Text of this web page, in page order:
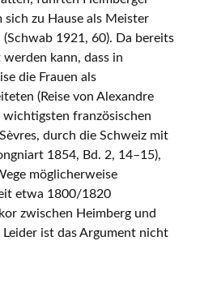
zu Hause als Meister
(Schwab 1921, 60). Da bereits
kann, dass in
die Frauen als
(Reise von Alexandre
französischen
durch die Schweiz mit
1854, Bd. 2, 14–15),
möglicherweise
etwa 1800/1820
zwischen Heimberg und
Leider ist das Argument nicht